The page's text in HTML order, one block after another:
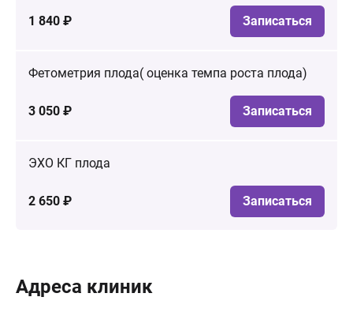
1 840 ₽ Записаться
Фетометрия плода( оценка темпа роста плода)
3 050 ₽ Записаться
ЭХО КГ плода
2 650 ₽ Записаться
Адреса клиник